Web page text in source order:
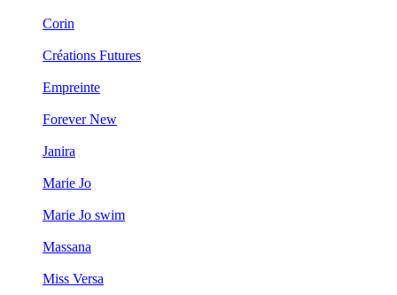
Corin
Créations Futures
Empreinte
Forever New
Janira
Marie Jo
Marie Jo swim
Massana
Miss Versa